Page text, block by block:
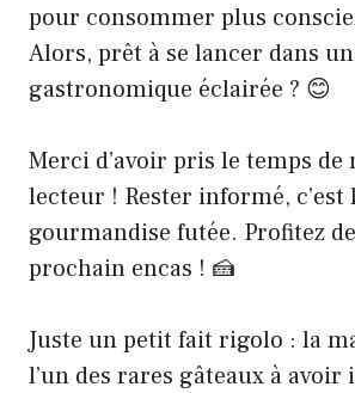
pour consommer plus
Alors, prêt à se lancer dans
gastronomique éclairée ? 😊
Merci d’avoir pris le temps
lecteur ! Rester informé, c’est
gourmandise futée. Profitez
prochain encas ! 🍰
Juste un petit fait rigolo : la
l’un des rares gâteaux à